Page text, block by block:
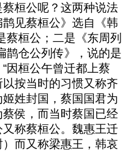
桓公呢？这两种说法
见蔡桓公》选自《韩
蔡桓公；二是《东周列
鹊仓公列传》，说的是
因桓公午曾迁都上蔡
以按当时的习惯又称齐
姓封国，蔡国国君为
侯，而当时蔡国已经
称蔡桓公。魏惠王迁
而又称梁惠王，韩哀